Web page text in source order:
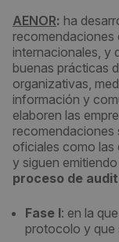
AENOR: ha
recomendaciones
internacionales, y
buenas prácticas
organizativas,
información y
elaboren las
recomendaciones
oficiales como las
y siguen
proceso de
Fase I: en la
protocolo y que